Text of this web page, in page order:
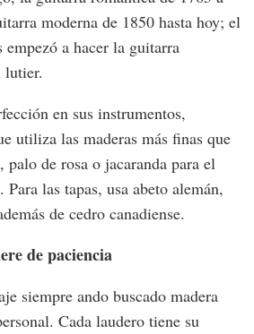
moderna de 1850 hasta hoy; el
a hacer la guitarra
lutier.
en sus instrumentos,
utiliza las maderas más finas que
palo de rosa o jacaranda para el
las tapas, usa abeto alemán,
de cedro canadiense.
de paciencia
siempre ando buscado madera
Cada laudero tiene su